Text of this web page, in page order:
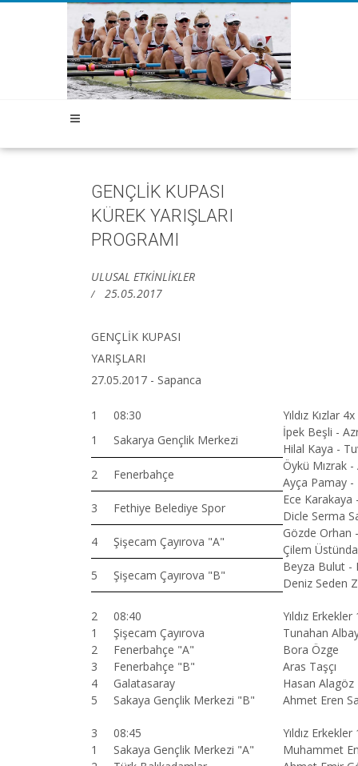
GENÇLİK KUPASI
KÜREK YARIŞLARI
PROGRAMI
ULUSAL ETKİNLİKLER
25.05.2017
GENÇLİK KUPASI
YARIŞLARI
27.05.2017 - Sapanca
1 08:30
Yıldız Kızlar 4x
1
Sakarya Gençlik Merkezi
İpek Beşli -
Hilal Kaya -
2
Fenerbahçe
Öykü Mızrak
Ayça Pamay
3
Fethiye Belediye Spor
Ece Karakaya
Dicle Serma
4
Şişecam Çayırova "A"
Gözde Orhan
Çilem
5
Şişecam Çayırova "B"
Beyza Bulut -
Deniz Seden
2 08:40
Yıldız
1
Şişecam Çayırova
Tunahan
2
Fenerbahçe "A"
Bora Özge
3
Fenerbahçe "B"
Aras Taşçı
4
Galatasaray
Hasan Alagöz
5
Sakaya Gençlik Merkezi "B" Ahmet Eren
3 08:45
Yıldız
1
Sakaya Gençlik Merkezi "A"
Muhammet